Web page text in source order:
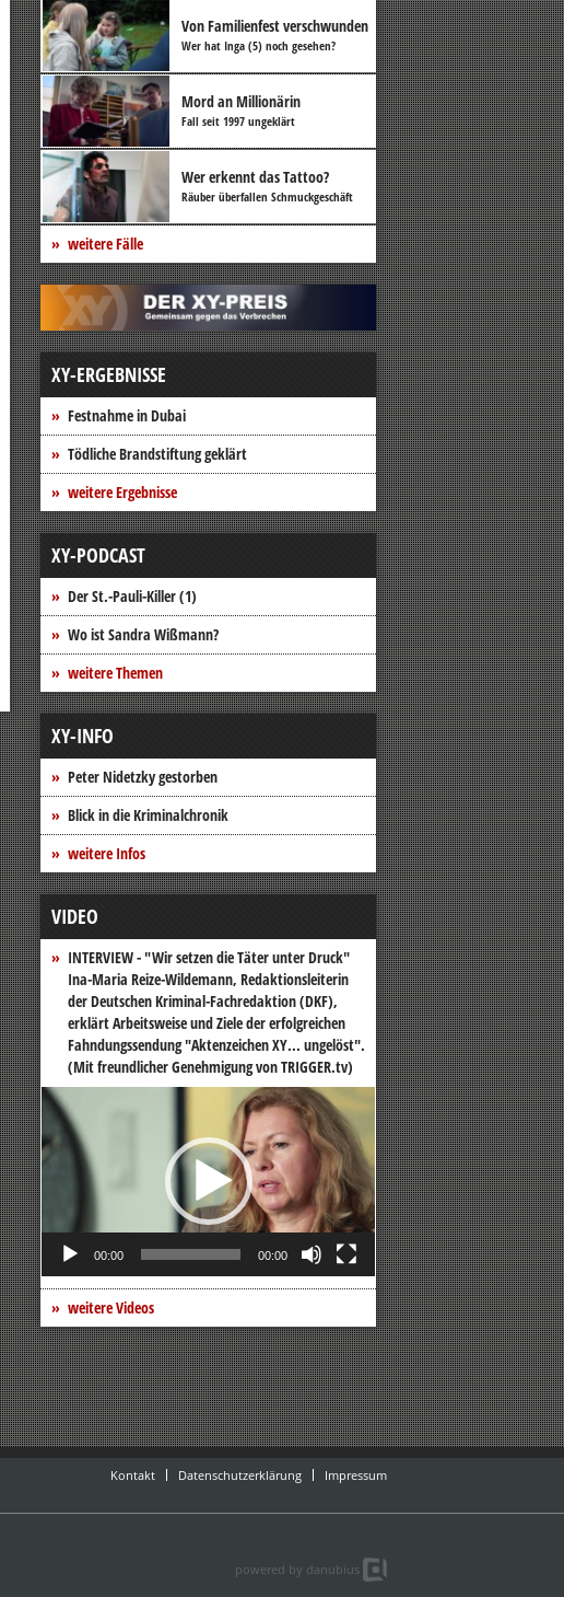
Von Familienfest verschwunden
Wer hat Inga (5) noch gesehen?
Mord an Millionärin
Fall seit 1997 ungeklärt
Wer erkennt das Tattoo?
Räuber überfallen Schmuckgeschäft
weitere Fälle
XY-ERGEBNISSE
Festnahme in Dubai
Tödliche Brandstiftung geklärt
weitere Ergebnisse
XY-PODCAST
Der St.-Pauli-Killer (1)
Wo ist Sandra Wißmann?
weitere Themen
XY-INFO
Peter Nidetzky gestorben
Blick in die Kriminalchronik
weitere Infos
VIDEO
INTERVIEW - "Wir setzen die Täter unter Druck"
Ina-Maria Reize-Wildemann, Redaktionsleiterin
der Deutschen Kriminal-Fachredaktion (DKF),
erklärt Arbeitsweise und Ziele der erfolgreichen
Fahndungssendung "Aktenzeichen XY... ungelöst".
(Mit freundlicher Genehmigung von TRIGGER.tv)
Video-
Player
00:00 00:00
weitere Videos
Kontakt Datenschutzerklärung Impressum
powered by danubius